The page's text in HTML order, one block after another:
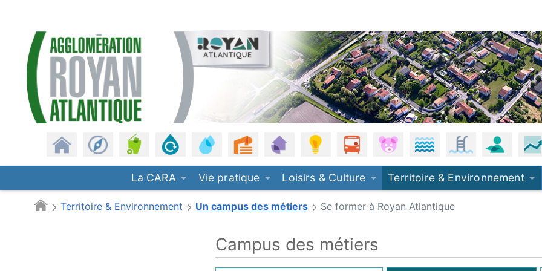
Revenir à l'accueil
Les communesGestion des déchets
AssainissementEau potable, eau de pluie
UrbanismeHabitat Énergie - Climat
Mobilités Petite enfance
Plages Piscine
La CARA Vie pratique Loisirs & Culture Territoire & Environnement
Territoire & Environnement Un campus des métiers Se former à Royan Atlantique
Campus des métiers